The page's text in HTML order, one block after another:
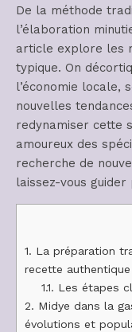
De la méthode
l’élaboration
article explore les
typique. On
l’économie locale,
nouvelles
redynamiser cette
amoureux des
recherche de
laissez-vous
1. La préparation
recette
1.1. Les étapes
2. Midye dans la
évolutions et